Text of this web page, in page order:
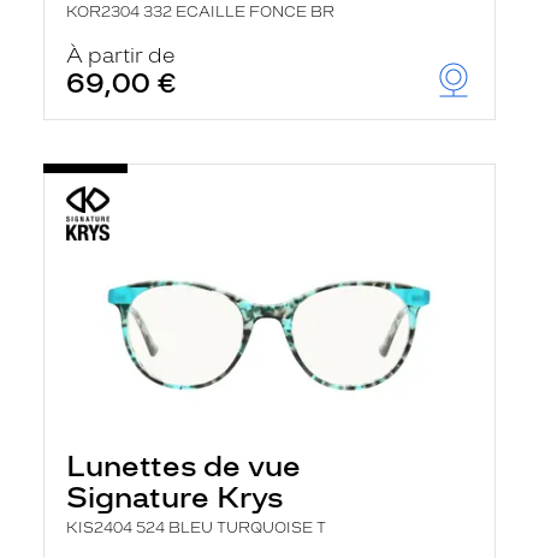
KOR2304 332 ECAILLE FONCE BR
À partir de
69,00 €
Lunettes de vue
Signature Krys
KIS2404 524 BLEU TURQUOISE T